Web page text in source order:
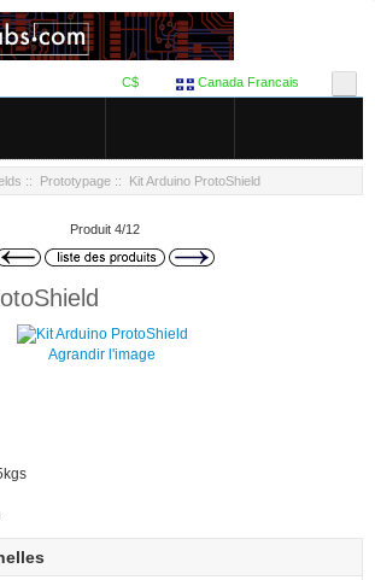
Canada Francais
C$
:: Prototypage :: Kit Arduino ProtoShield
Produit 4/12
Agrandir l'image